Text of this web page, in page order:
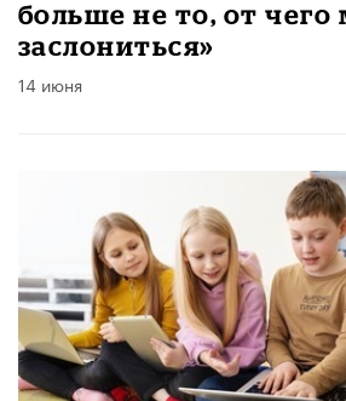
больше не то, от
заслониться»
14 июня